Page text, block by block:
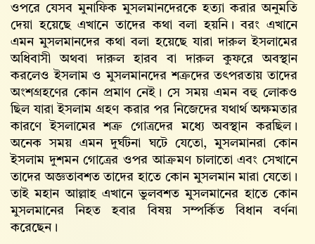
ওপরে যেসব মুনাফিক মুসলমানদেরকে হত্যা করার অনুমতি
দেয়া হয়েছে এখানে তাদের কথা বলা হয়নি। বরং এখানে
এমন মুসলমানদের কথা বলা হয়েছে যারা দারুল ইসলামের
অধিবাসী অথবা দারুল হারব বা দারুল কুফরে অবস্থান
করলেও ইসলাম ও মুসলমানদের শত্রুদের তৎপরতায় তাদের
অংশগ্রহণের কোন প্রমাণ নেই। সে সময় এমন বহু লোকও
ছিল যারা ইসলাম গ্রহণ করার পর নিজেদের যথার্থ অক্ষমতার
কারণে ইসলামের শত্রু গোত্রদের মধ্যে অবস্থান করছিল।
অনেক সময় এমন দুর্ঘটনা ঘটে যেতো, মুসলমানরা কোন
ইসলাম দুশমন গোত্রের ওপর আক্রমণ চালাতো এবং সেখানে
তাদের অজ্ঞতাবশত তাদের হাতে কোন মুসলমান মারা যেতো।
তাই মহান আল্লাহ এখানে ভুলবশত মুসলমানের হাতে কোন
মুসলমানের নিহত হবার বিষয় সম্পর্কিত বিধান বর্ণনা
করেছেন।